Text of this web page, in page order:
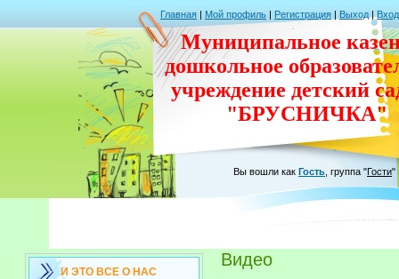
Главная | Мой профиль | Регистрация | Выход | Вход
Муниципальное
дошкольное
учреждение детский
"БРУСНИЧКА"
Вы вошли как Гость группа "Гости"
И ЭТО ВСЕ О НАС
Видео